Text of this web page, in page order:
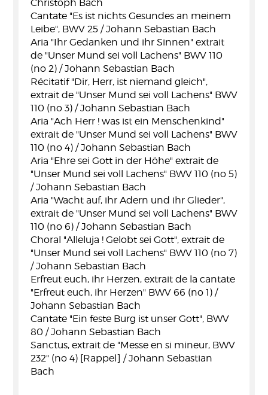
Christoph Bach
Cantate "Es ist nichts Gesundes an meinem
Leibe", BWV 25 / Johann Sebastian Bach
Aria "Ihr Gedanken und ihr Sinnen" extrait
de "Unser Mund sei voll Lachens" BWV 110
(no 2) / Johann Sebastian Bach
Récitatif "Dir, Herr, ist niemand gleich",
extrait de "Unser Mund sei voll Lachens" BWV
110 (no 3) / Johann Sebastian Bach
Aria "Ach Herr ! was ist ein Menschenkind"
extrait de "Unser Mund sei voll Lachens" BWV
110 (no 4) / Johann Sebastian Bach
Aria "Ehre sei Gott in der Höhe" extrait de
"Unser Mund sei voll Lachens" BWV 110 (no 5)
/ Johann Sebastian Bach
Aria "Wacht auf, ihr Adern und ihr Glieder",
extrait de "Unser Mund sei voll Lachens" BWV
110 (no 6) / Johann Sebastian Bach
Choral "Alleluja ! Gelobt sei Gott", extrait de
"Unser Mund sei voll Lachens" BWV 110 (no 7)
/ Johann Sebastian Bach
Erfreut euch, ihr Herzen, extrait de la cantate
"Erfreut euch, ihr Herzen" BWV 66 (no 1) /
Johann Sebastian Bach
Cantate "Ein feste Burg ist unser Gott", BWV
80 / Johann Sebastian Bach
Sanctus, extrait de "Messe en si mineur, BWV
232" (no 4) [Rappel] / Johann Sebastian
Bach